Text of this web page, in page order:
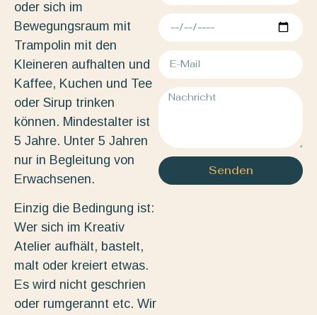
oder sich im
Bewegungsraum mit
Trampolin mit den
Kleineren aufhalten und
Kaffee, Kuchen und Tee
oder Sirup trinken
können. Mindestalter ist
5 Jahre. Unter 5 Jahren
nur in Begleitung von
Erwachsenen.
Einzig die Bedingung ist:
Wer sich im Kreativ
Atelier aufhält, bastelt,
malt oder kreiert etwas.
Es wird nicht geschrien
oder rumgerannt etc. Wir
Senden